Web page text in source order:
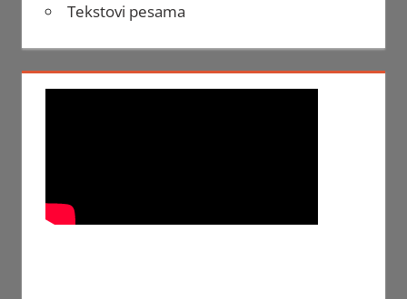
Tekstovi pesama